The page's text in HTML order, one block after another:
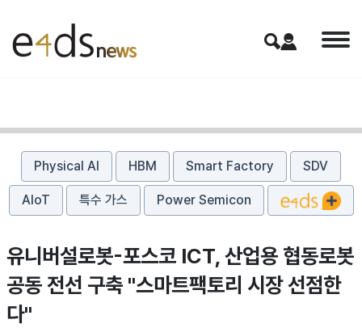
Physical AI HBM Smart Factory SDV
AIoT 특수 가스 Power Semicon
유니버설로봇-포스코 ICT, 산업용 협동로봇
공동 전선 구축 "스마트팩토리 시장 선점한
다"